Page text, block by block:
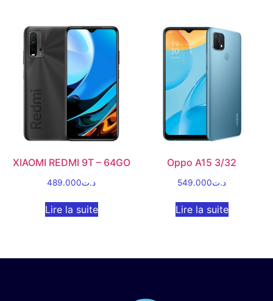
XIAOMI REDMI 9T – 64GO
د.ت489.000
Lire la suite
Oppo A15 3/32
د.ت549.000
Lire la suite